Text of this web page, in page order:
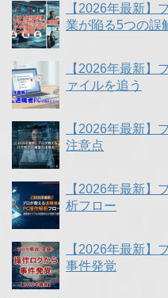
【2026年最新
業が陥る5つの誤
【2026年最新】
ァイルを追う
【2026年最新】
注意点
【2026年最新】
析フロー
【2026年最新】
事件発覚